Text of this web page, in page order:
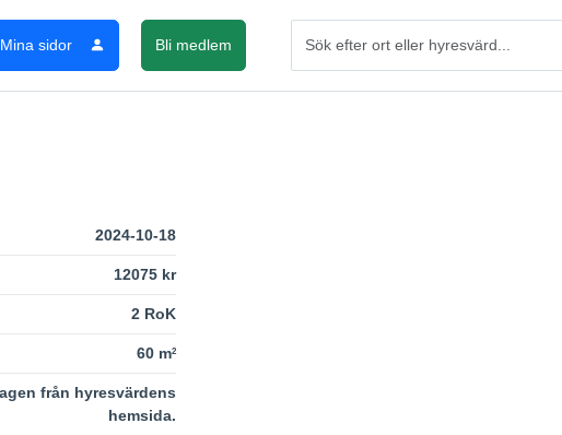
Mina sidor Bli medlem
2024-10-18
12075 kr
2 RoK
60 m2
från hyresvärdens
hemsida.